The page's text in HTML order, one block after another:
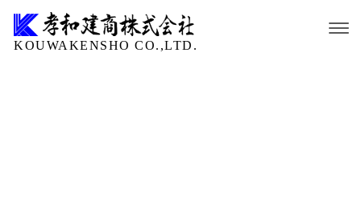
KOUWAKENSHO CO.,LTD.